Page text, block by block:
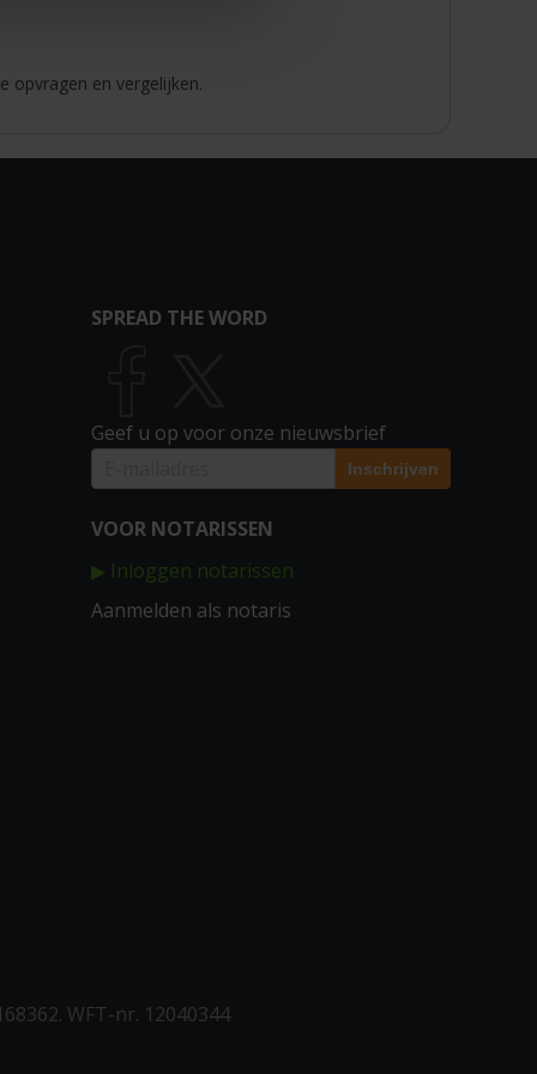
opvragen en vergelijken.
SPREAD THE WORD
Geef u op voor onze nieuwsbrief
VOOR NOTARISSEN
▶ Inloggen notarissen
Aanmelden als notaris
WFT-nr. 12040344